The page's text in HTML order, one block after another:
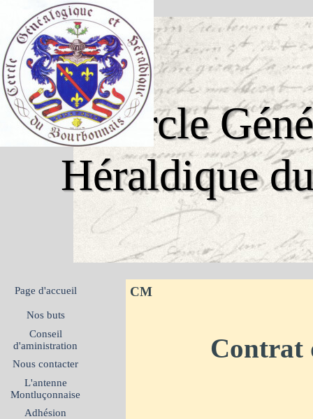
Aller au contenu
Cercle
Héraldique
Sauter le menu
Page d'accueil
Nos buts
Conseil
d'aministration
Nous contacter
L'antenne
Montluçonnaise
Adhésion
CM
Contrat